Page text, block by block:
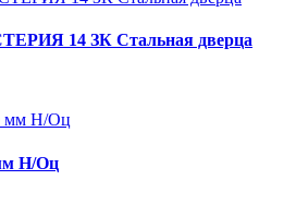
14 ЗК Стальная дверца
Н/Оц